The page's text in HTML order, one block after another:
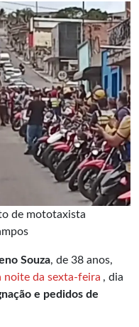
de mototaxista
Souza, de 38 anos,
noite da sexta-feira , dia
e pedidos de